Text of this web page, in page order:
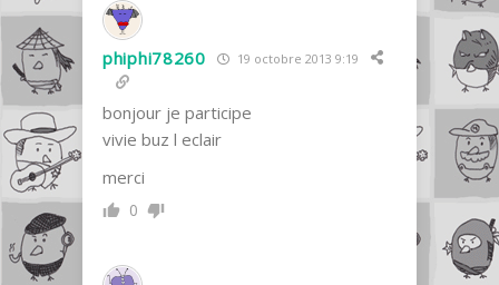
phiphi78260 19 octobre 2013 9:19
bonjour je participe
vivie buz l eclair
merci
0